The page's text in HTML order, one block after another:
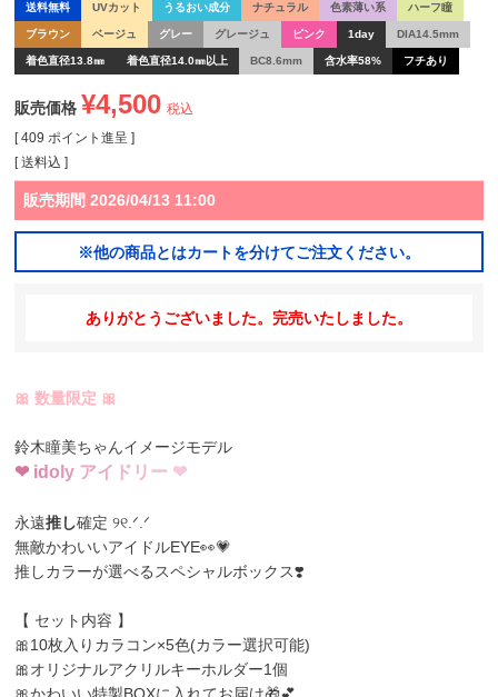
送料無料 UVカット うるおい成分 ナチュラル 色素薄い系 ハーフ瞳
ブラウン ベージュ グレー グレージュ ピンク 1day DIA14.5mm
着色直径13.8㎜ 着色直径14.0㎜以上 BC8.6mm 含水率58% フチあり
販売価格 ¥4,500 税込
[ 409 ポイント進呈 ]
送料込
販売期間 2026/04/13 11:00
※他の商品とはカートを分けてご注文ください。
ありがとうございました。完売いたしました。
🎀 数量限定 🎀
鈴木瞳美ちゃんイメージモデル
❤ ido y アイ ド リ ー ❤
永遠推し確定 ୨୧.ᐟ.ᐟ
無敵かわいいアイドルEYE👀💗
推しカラーが選べるスペシャルボックス❣️
【 セット内容 】
🎀10枚入りカラコン×5色(カラー選択可能)
🎀オリジナルアクリルキーホルダー1個